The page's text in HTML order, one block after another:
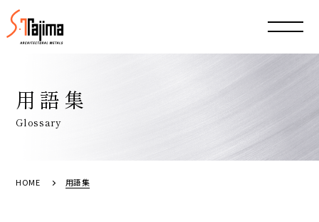
用語集
Glossary
HOME 用語集